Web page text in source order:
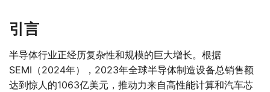
引言
半导体行业正经历复杂性和规模的巨大增长。根据
SEMI（2024年），2023年全球半导体制造设备总销售额
达到惊人的1063亿美元，推动力来自高性能计算和汽车芯